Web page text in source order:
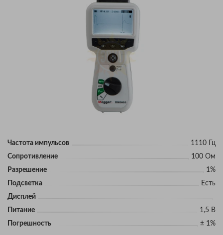
Частота импульсов
1110 Гц
Сопротивление
100 Ом
Разрешение
1%
Подсветка
Есть
Дисплей
Питание
1,5 В
Погрешность
± 1%